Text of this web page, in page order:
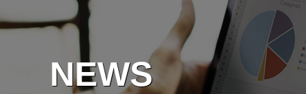
NEWS